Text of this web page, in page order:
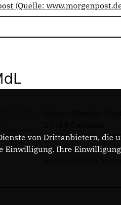
(Quelle:
Telefon: 0331 -
E-Mail:
von Drittanbietern, die
Einwilligung. Ihre